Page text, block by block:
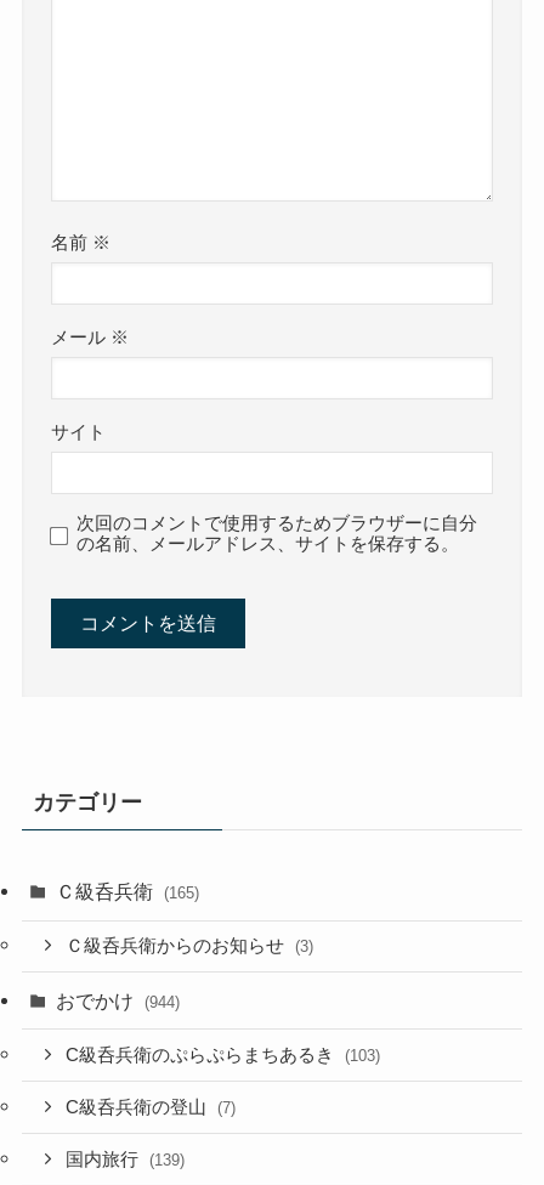
名前 ※
メール ※
サイト
次回のコメントで使用するためブラウザーに自分
の名前、メールアドレス、サイトを保存する。
カテゴリー
Ｃ級呑兵衛 (165)
Ｃ級呑兵衛からのお知らせ (3)
おでかけ (944)
C級呑兵衛のぷらぷらまちあるき (103)
C級呑兵衛の登山 (7)
国内旅行 (139)